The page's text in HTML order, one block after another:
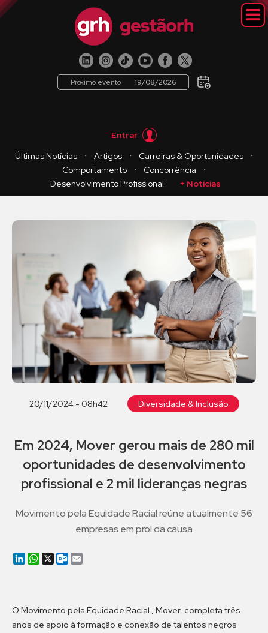
Próximo evento 19/08/2026
Entrar
Últimas Notícias
・ Artigos ・ Carreiras & Oportunidades
・
Comportamento
・ Concorrência
・
Desenvolvimento Profissional
+ Notícias
20/11/2024 - 08h42 Diversidade & Inclusão
Em 2024, Mover gerou mais de 280 mil
oportunidades de desenvolvimento
profissional e 2 mil lideranças negras
Movimento pela Equidade Racial reúne atualmente 56
empresas em prol da causa
LinkedIn
WhatsApp
X Outlook.com
O Movimento pela Equidade Racial , Mover, completa três
anos de apoio à formação e conexão de talentos negros